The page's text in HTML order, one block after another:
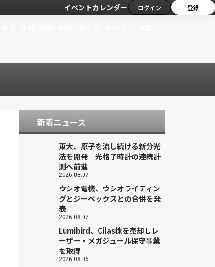
イベントカレンダー ログイン 登録
新着ニュース
東大、原子を流し続ける新分光
法を開発 光格子時計の連続計
測へ前進
2026.08.07
ウシオ電機、ウシオライティン
グとジーベックスとの合併を発
表
2026.08.07
Lumibird、Cilas株を売却しレ
ーザー・メガジュール保守事業
を取得
2026.08.06